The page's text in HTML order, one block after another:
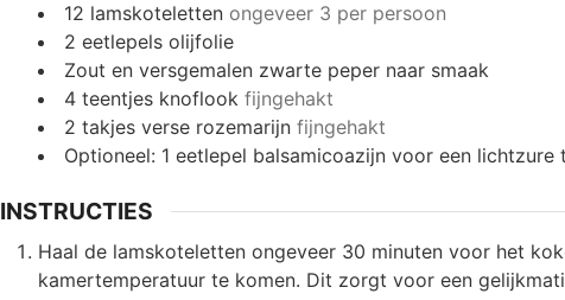
12 lamskoteletten ongeveer 3 per persoon
2 eetlepels olijfolie
Zout en versgemalen zwarte peper naar smaak
4 teentjes knoflook fijngehakt
2 takjes verse rozemarijn fijngehakt
Optioneel: 1 eetlepel balsamicoazijn voor een lichtzure
INSTRUCTIES
Haal de lamskoteletten ongeveer 30 minuten voor het
kamertemperatuur te komen. Dit zorgt voor een